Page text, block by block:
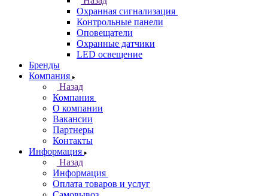
Охранная сигнализация
Контрольные панели
Оповещатели
Охранные датчики
LED освещение
Бренды
Компания
Назад
Компания
О компании
Вакансии
Партнеры
Контакты
Информация
Назад
Информация
Оплата товаров и услуг